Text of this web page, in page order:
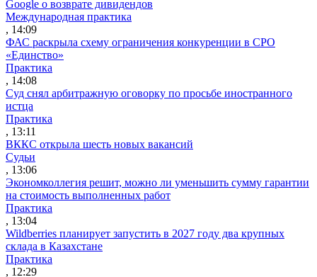
Google о возврате дивидендов
Международная практика
, 14:09
ФАС раскрыла схему ограничения конкуренции в СРО
«Единство»
Практика
, 14:08
Суд снял арбитражную оговорку по просьбе иностранного
истца
Практика
, 13:11
ВККС открыла шесть новых вакансий
Судьи
, 13:06
Экономколлегия решит, можно ли уменьшить сумму гарантии
на стоимость выполненных работ
Практика
, 13:04
Wildberries планирует запустить в 2027 году два крупных
склада в Казахстане
Практика
, 12:29